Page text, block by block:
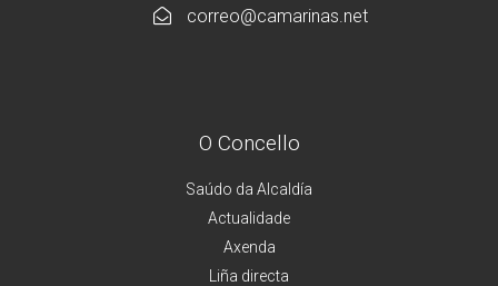
correo@camarinas.net
O Concello
Saúdo da Alcaldía
Actualidade
Axenda
Liña directa